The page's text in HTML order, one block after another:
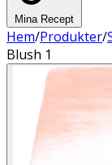
Mina Recept
Hem/Produkter/
Blush 1